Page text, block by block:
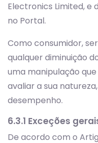
Electronics Limited,
no Portal.
Como consumidor,
qualquer diminuição
uma manipulação
avaliar a sua
desempenho.
6.3.1 Exceções
De acordo com o